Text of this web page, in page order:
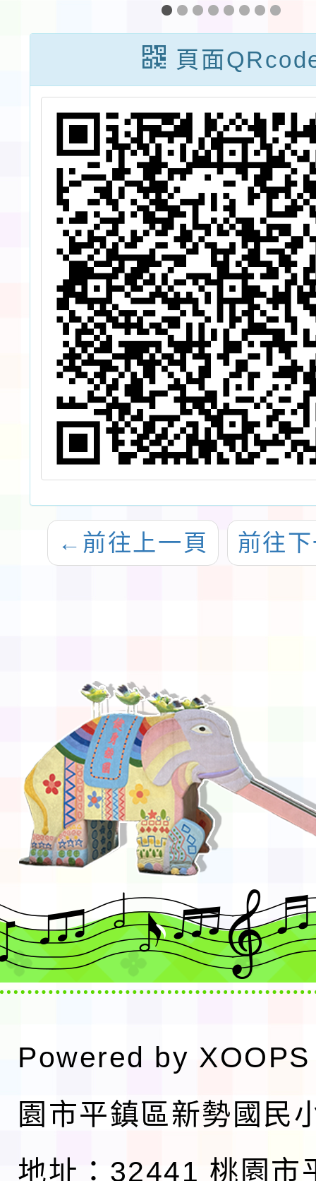
教學專業與課程
品質整體推動計
畫－國小素養導
向評量命題種子
教師培訓工作
坊」一案
小學
業與
體推
小本
導向
習社
程
頁面
← 前往上一頁 前往
Powered by XOOPS
園市平鎮區新勢國民
地址：32441 桃園市